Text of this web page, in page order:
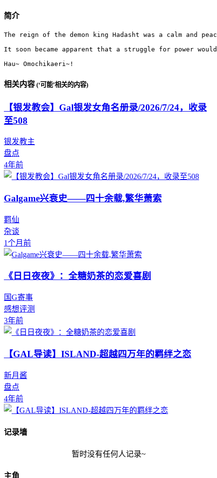
简介
The reign of the demon king Hadasht was a calm and
It soon became apparent that a struggle for power
Hau~ Omochikaeri~!
相关内容 (‘可能’相关的内容)
【银发教会】Gal银发女角名册录/2026/7/24，收录
至508
银发教主
盘点
4年前
Galgame兴衰史——四十余载,繁华萧索
羁仙
杂谈
1个月前
《日日夜夜》：全糖奶茶的恋爱喜剧
国G寄事
感想评测
3年前
【GAL导读】ISLAND-超越四万年的羁绊之恋
新月酱
盘点
4年前
记录墙
暂时没有任何人记录~
主角